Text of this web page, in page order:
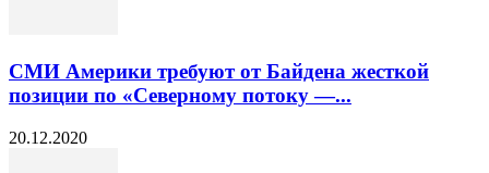
СМИ Америки требуют от Байдена жесткой
позиции по «Северному потоку —...
20.12.2020